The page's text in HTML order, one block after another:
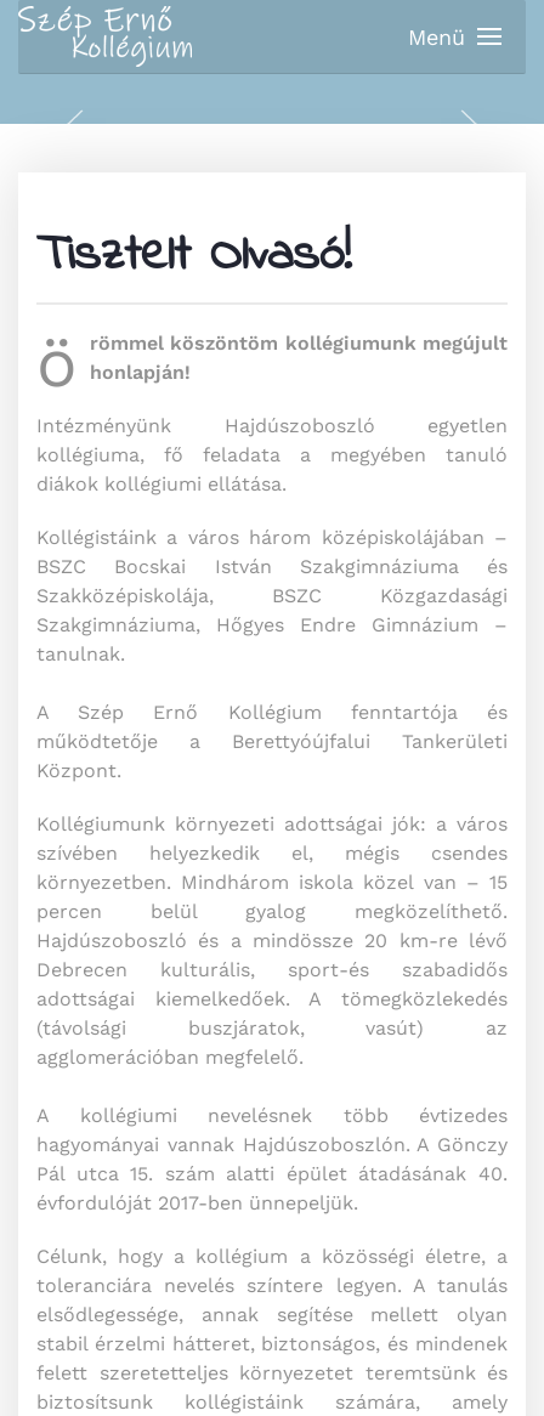
Fő tartalom átugrása
Menü
Tisztelt Olvasó!
ö
römmel köszöntöm kollégiumunk megújult
honlapján!
Intézményünk Hajdúszoboszló egyetlen
kollégiuma, fő feladata a megyében tanuló
diákok kollégiumi ellátása.
Kollégistáink a város három középiskolájában –
BSZC Bocskai István Szakgimnáziuma és
Szakközépiskolája, BSZC Közgazdasági
Szakgimnáziuma, Hőgyes Endre Gimnázium –
tanulnak.
A Szép Ernő Kollégium fenntartója és
működtetője a Berettyóújfalui Tankerületi
Központ.
Kollégiumunk környezeti adottságai jók: a város
szívében helyezkedik el, mégis csendes
környezetben. Mindhárom iskola közel van – 15
percen belül gyalog megközelíthető.
Hajdúszoboszló és a mindössze 20 km-re lévő
Debrecen kulturális, sport-és szabadidős
adottságai kiemelkedőek. A tömegközlekedés
(távolsági buszjáratok, vasút) az
agglomerációban megfelelő.
A kollégiumi nevelésnek több évtizedes
hagyományai vannak Hajdúszoboszlón. A Gönczy
Pál utca 15. szám alatti épület átadásának 40.
évfordulóját 2017-ben ünnepeljük.
Célunk, hogy a kollégium a közösségi életre, a
toleranciára nevelés színtere legyen. A tanulás
elsődlegessége, annak segítése mellett olyan
stabil érzelmi hátteret, biztonságos, és mindenek
felett szeretetteljes környezetet teremtsünk és
biztosítsunk kollégistáink számára, amely